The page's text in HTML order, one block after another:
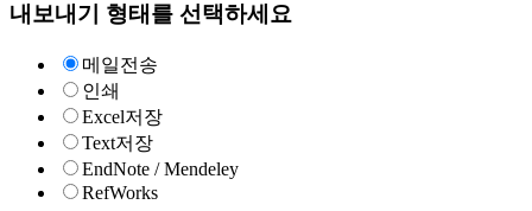
내보내기 형태를 선택하세요
메일전송
인쇄
Excel저장
Text저장
EndNote / Mendeley
RefWorks